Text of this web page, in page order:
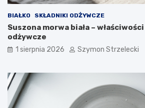
BIAŁKO SKŁADNIKI ODŻYWCZE
Suszona morwa biała –
odżywcze
1 sierpnia 2026 Szymon Strzelecki